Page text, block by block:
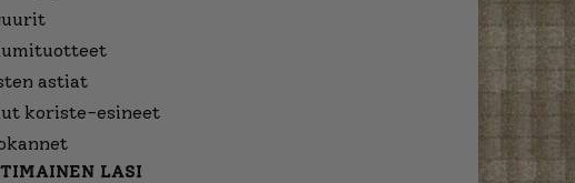
astiat
koriste-esineet
LASI